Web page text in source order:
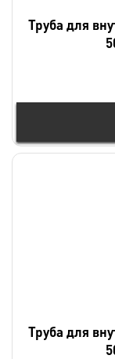
Труба для
Труба для